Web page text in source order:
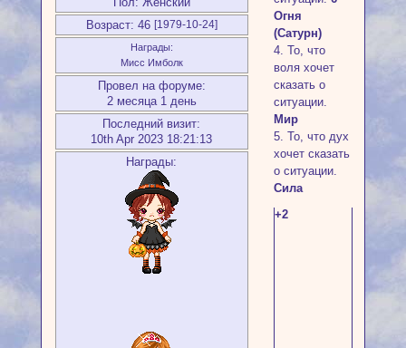
Возраст: 46 [1979-10-24]
Награды:
Мисс Имболк
Провел на форуме:
2 месяца 1 день
Последний визит:
10th Apr 2023 18:21:13
Награды:
Огня
(Сатурн)
4. То, что
воля хочет
сказать о
ситуации.
Мир
5. То, что дух
хочет сказать
о ситуации.
Сила
+2